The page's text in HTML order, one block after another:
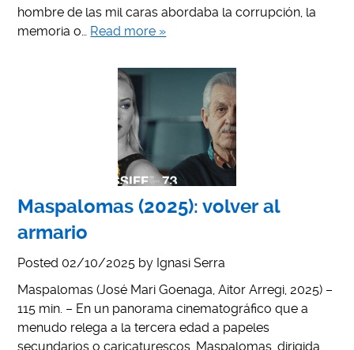
hombre de las mil caras abordaba la corrupción, la
memoria o… Read more »
Maspalomas (2025): volver al
armario
Posted 02/10/2025 by Ignasi Serra
Maspalomas (José Mari Goenaga, Aitor Arregi, 2025) –
115 min. – En un panorama cinematográfico que a
menudo relega a la tercera edad a papeles
secundarios o caricaturescos, Maspalomas, dirigida